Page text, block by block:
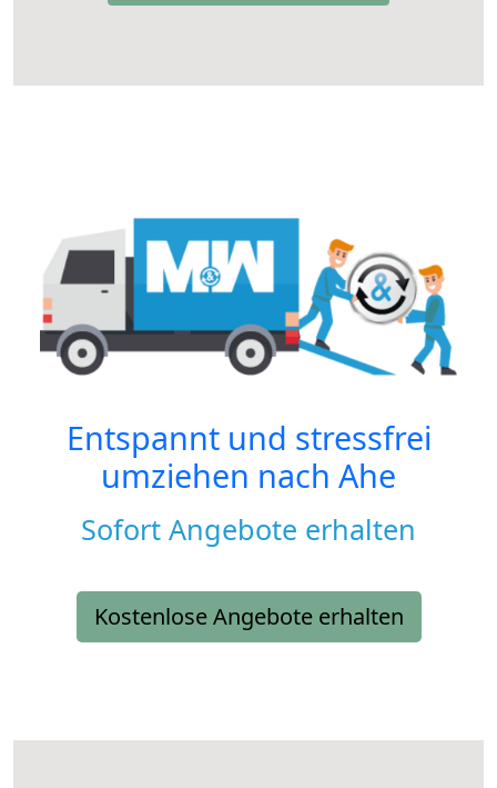
Entspannt und stressfrei
umziehen nach Ahe
Sofort Angebote erhalten
Kostenlose Angebote erhalten